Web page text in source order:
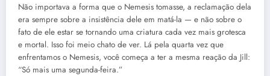
Não importava a forma que o Nemesis tomasse, a reclamação dela
era sempre sobre a insistência dele em matá-la — e não sobre o
fato de ele estar se tornando uma criatura cada vez mais grotesca
e mortal. Isso foi meio chato de ver. Lá pela quarta vez que
enfrentamos o Nemesis, você começa a ter a mesma reação da Jill:
“Só mais uma segunda-feira.”